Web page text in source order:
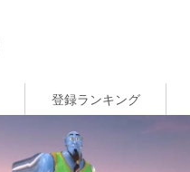
登録ランキング